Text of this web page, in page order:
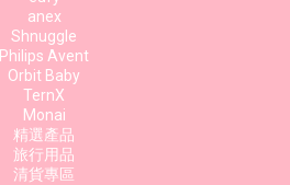
anex
Shnuggle
Philips Avent
Orbit Baby
TernX
Monai
精選產品
旅行用品
清貨專區